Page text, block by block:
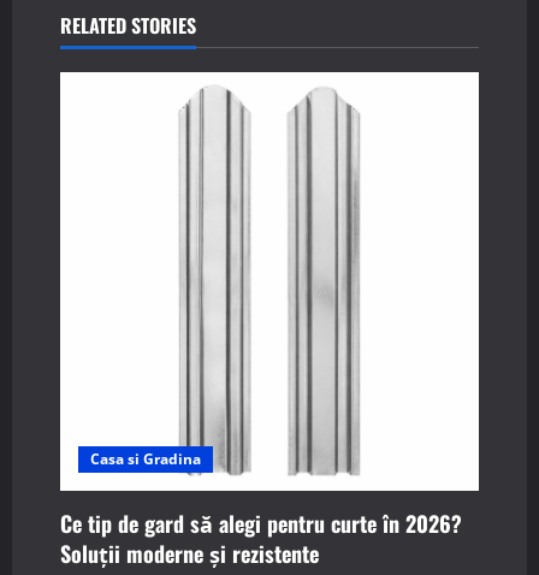
a
RELATED STORIES
Casa si Gradina
Ce tip de gard să alegi pentru curte în 2026?
Soluții moderne și rezistente